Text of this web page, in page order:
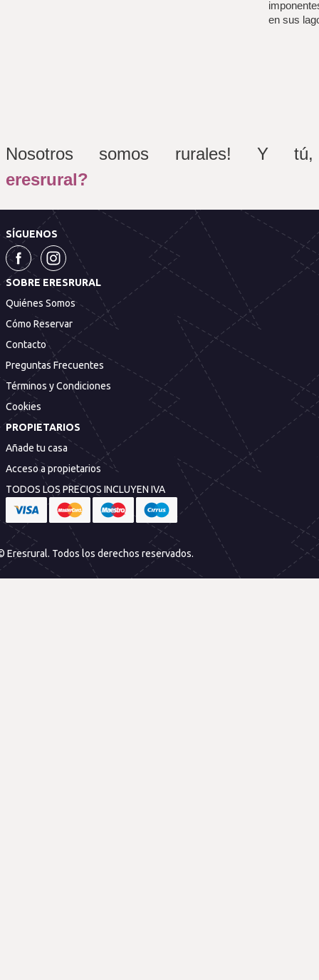
en sus
eresrural?
SÍGUENOS
SOBRE ERESRURAL
Quiénes Somos
Cómo Reservar
Contacto
Preguntas Frecuentes
Términos y Condiciones
Cookies
PROPIETARIOS
Añade tu casa
Acceso a propietarios
TODOS LOS PRECIOS INCLUYEN IVA
Eresrural. Todos los derechos reservados.